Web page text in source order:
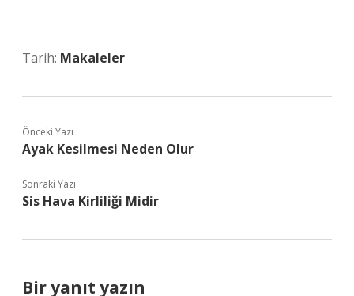
Tarih: Makaleler
Önceki Yazı
Ayak Kesilmesi Neden Olur
Sonraki Yazı
Sis Hava Kirliliği Midir
Bir yanıt yazın